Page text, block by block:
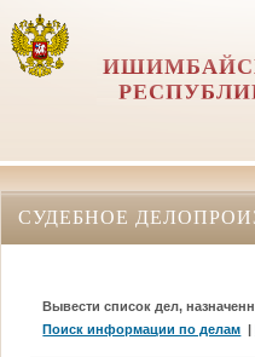
СУДЕБНОЕ
Вывести список дел,
Поиск информации по делам |